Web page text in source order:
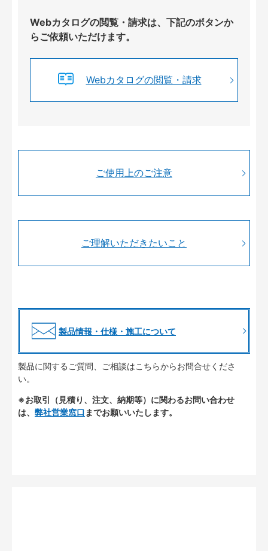
Webカタログの閲覧・請求は、下記のボタンか
らご依頼いただけます。
Webカタログの閲覧・請求
ご使用上のご注意
ご理解いただきたいこと
製品情報・仕様・施工について
製品に関するご質問、ご相談はこちらからお問合せくださ
い。
※お取引（見積り、注文、納期等）に関わるお問い合わせ
は、 弊社営業窓口 までお願いいたします。